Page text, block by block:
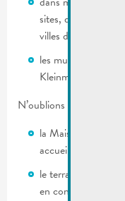
sites, dont la visite
villes de
les musées du vin
Kleinmacher)
N’oublions pas:
la Maison des
accueille les
le terrain multi-
en construction